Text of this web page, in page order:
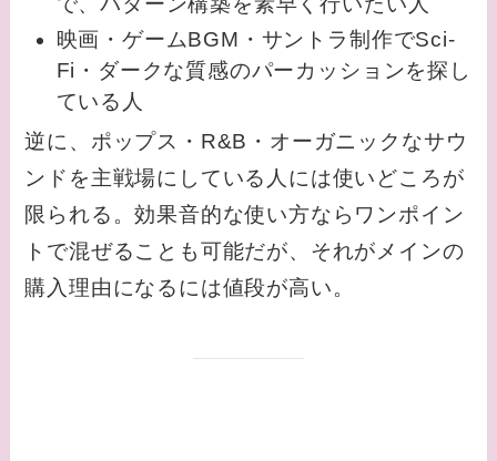
映画・ゲームBGM・サントラ制作でSci-
Fi・ダークな質感のパーカッションを探し
ている人
逆に、ポップス・R&B・オーガニックなサウ
ンドを主戦場にしている人には使いどころが
限られる。効果音的な使い方ならワンポイン
トで混ぜることも可能だが、それがメインの
購入理由になるには値段が高い。